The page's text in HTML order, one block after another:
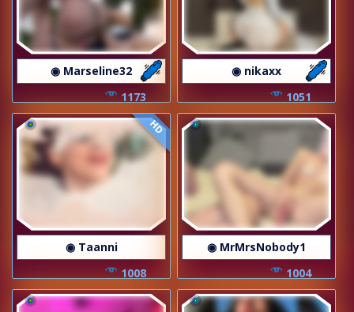
◉ Marseline32
1173
◉ nikaxx
1051
HD
◉ Taanni
1008
◉ MrMrsNobody1
1004